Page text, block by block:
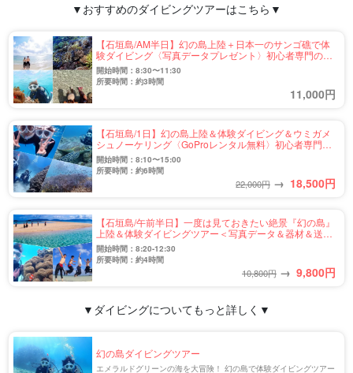
▼おすすめのダイビングツアーはこちら▼
【石垣島/AM半日】幻の島上陸＋日本一のサンゴ礁で体
験ダイビング〈写真データプレゼント〉初心者専門の少
人数制（No.323）
開始時間：8:30〜11:30
所要時間：約3時間
11,000円
【石垣島/1日】幻の島上陸＆体験ダイビング＆ウミガメ
シュノーケリング〈GoProレンタル無料〉初心者専門の
少人数制（No.475）
開始時間：8:10〜15:00
所要時間：約6時間
22,000円 → 18,500円
【石垣島/午前半日】一度は見ておきたい絶景『幻の島』
上陸＆体験ダイビングツアー＜写真データ＆器材＆送迎
付き＞（No.341）
開始時間：8:20-12:30
所要時間：約4時間
10,800円 → 9,800円
▼ダイビングについてもっと詳しく▼
幻の島ダイビングツアー
エメラルドグリーンの海を大冒険！ 幻の島で体験ダイビングツアー